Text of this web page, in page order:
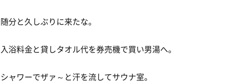
随分と久しぶりに来たな。
入浴料金と貸しタオル代を券売機で買い男湯へ。
シャワーでザァ～と汗を流してサウナ室。